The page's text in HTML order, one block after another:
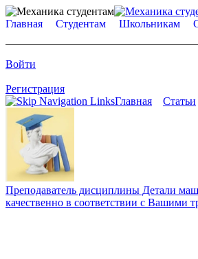
Главная Студентам Школьникам
Войти
Регистрация
Главная
Статьи
Преподаватель дисциплины Детали
качественно в соответствии с Вашими